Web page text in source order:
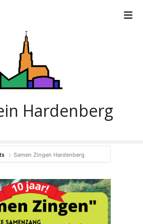
Hardenberg
Samen Zingen Hardenberg